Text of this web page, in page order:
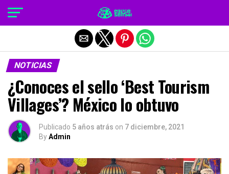
NOTICIAS
¿Conoces el sello ‘Best Tourism
Villages’? México lo obtuvo
Publicado 5 años atrás on 7 diciembre, 2021
ByAdmin
Salir de la versión móvil